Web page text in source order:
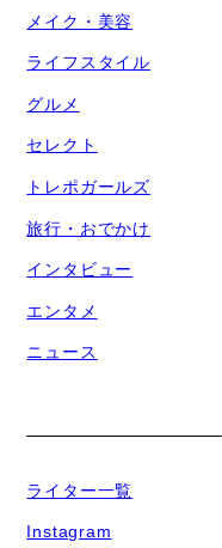
メイク・美容
ライフスタイル
グルメ
セレクト
トレポガールズ
旅行・おでかけ
インタビュー
エンタメ
ニュース
ライター一覧
Instagram